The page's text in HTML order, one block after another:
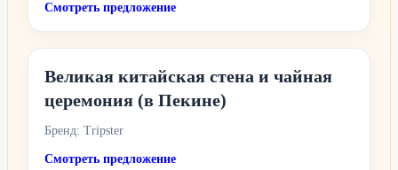
Смотреть предложение
Великая китайская стена и чайная
церемония (в Пекине)
Бренд: Tripster
Смотреть предложение